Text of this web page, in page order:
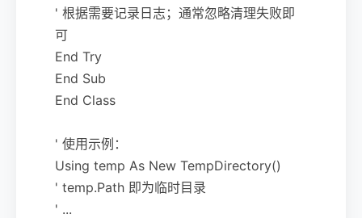
' 根据需要记录日志；通常忽略清理失败即
可
End Try
End Sub
End Class
' 使用示例：
Using temp As New TempDirectory()
' temp.Path 即为临时目录
' ...